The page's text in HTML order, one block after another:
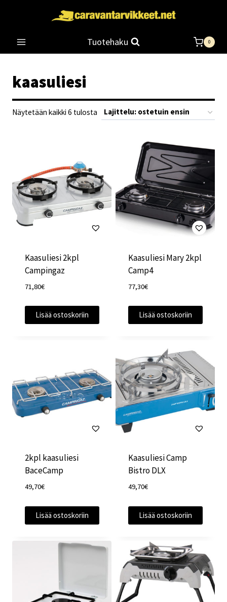
Tuotehaku 0
kaasuliesi
Näytetään kaikki 6 tulosta Suosituimmat
Kaasuliesi 2kpl
Campingaz
71,80€
Lisää ostoskoriin
Kaasuliesi Mary 2kpl
Camp4
77,30€
Lisää ostoskoriin
2kpl kaasuliesi
BaceCamp
49,70€
Lisää ostoskoriin
Kaasuliesi Camp
Bistro DLX
49,70€
Lisää ostoskoriin